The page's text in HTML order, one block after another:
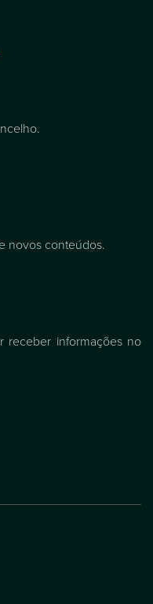
novos conteúdos.
receber informações no